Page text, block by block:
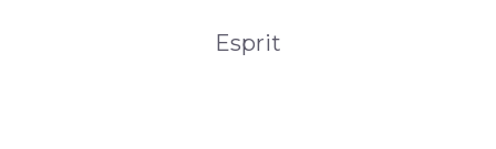
Esprit